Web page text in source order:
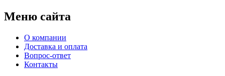
Меню сайта
О компании
Доставка и оплата
Вопрос-ответ
Контакты